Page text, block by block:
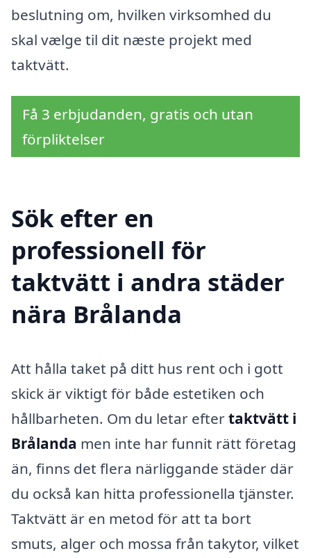
beslutning om, hvilken virksomhed du
skal vælge til dit næste projekt med
taktvätt.
Få 3 erbjudanden, gratis och utan
förpliktelser
Sök efter en
professionell för
taktvätt i andra städer
nära Brålanda
Att hålla taket på ditt hus rent och i gott
skick är viktigt för både estetiken och
hållbarheten. Om du letar eftertaktvätt i
Brålanda men inte har funnit rätt företag
än, finns det flera närliggande städer där
du också kan hitta professionella tjänster.
Taktvätt är en metod för att ta bort
smuts, alger och mossa från takytor, vilket